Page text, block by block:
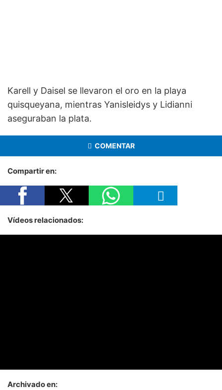
Karell y Daisel se llevaron el oro en la playa
quisqueyana, mientras Yanisleidys y Lidianni
aseguraban la plata.
COMENTAR
Compartir en:
Vídeos relacionados:
Archivado en: